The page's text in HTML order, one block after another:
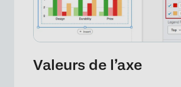
Valeurs de l’axe